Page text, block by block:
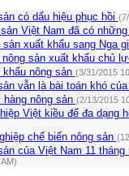
có dấu hiệu phục hồi
Việt Nam đã có
sản xuất khẩu sang Nga
nông sản xuất khẩu chủ
nông sản (3/31/2015
vẫn là bài toán khó
nông sản (2/13/2015
Việt kiều để đa dạng
chế biến nông sản
của Việt Nam 11